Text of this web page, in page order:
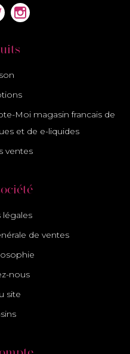
TwitterInstagram
Moi magasin francais de
et de e-liquides
ventes
légales
de ventes
nous
site